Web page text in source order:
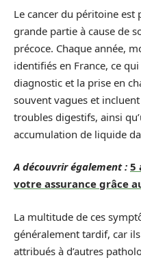
Le cancer du péritoine
grande partie à cause de
précoce. Chaque année,
identifiés en France, ce
diagnostic et la prise en
souvent vagues et
troubles digestifs, ainsi
accumulation de liquide
A découvrir également : 5
votre assurance grâce
La multitude de ces
généralement tardif, car
attribués à d’autres